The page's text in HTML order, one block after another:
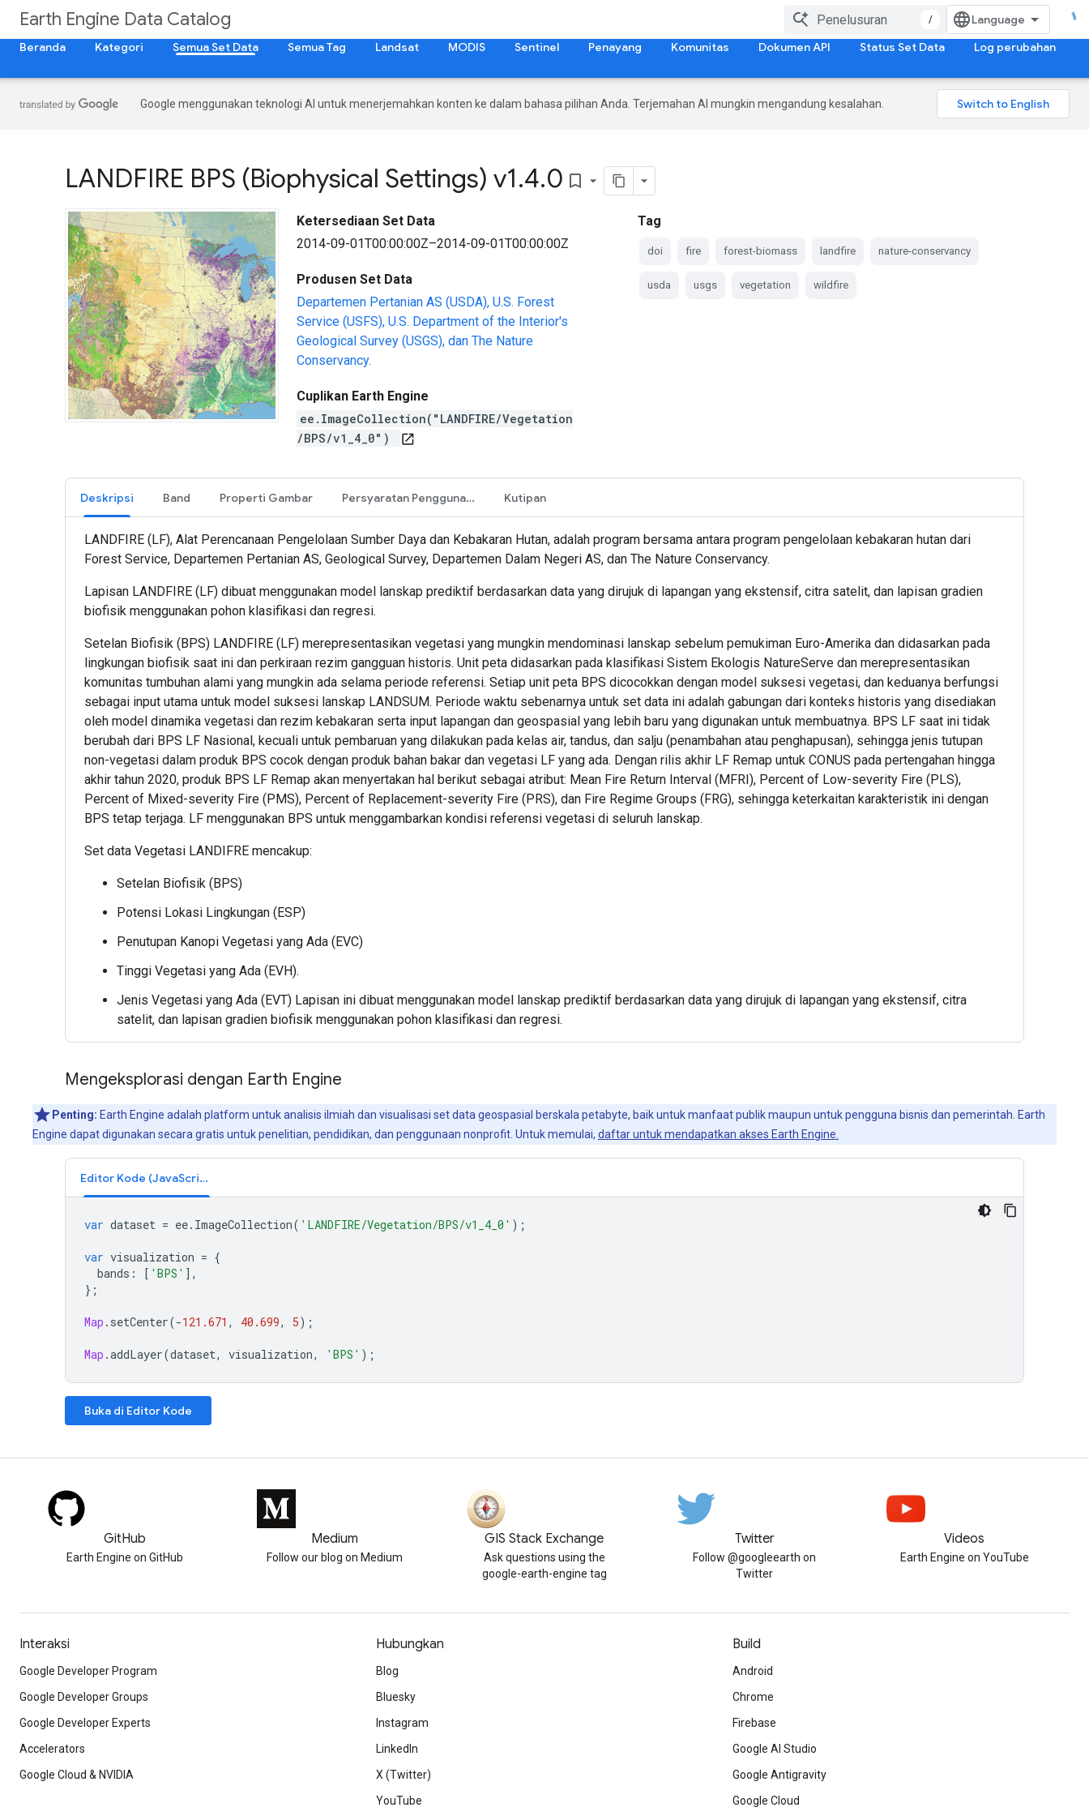
Earth Engine Data Catalog
/
Beranda
Kategori Semua Set Data Semua Tag Landsat MODIS Sentinel Penayang Komunitas Dokumen API Status Set Data Log perubahan
Google menggunakan teknologi AI untuk menerjemahkan konten ke dalam bahasa pilihan Anda. Terjemahan AI mungkin mengandung kesalahan.
LANDFIRE BPS (Biophysical Settings) v1.4.0 bookmark_border
Ketersediaan Set Data
2014-09-01T00:00:00Z–2014-09-01T00:00:00Z
Produsen Set Data
Departemen Pertanian AS (USDA), U.S. Forest
Service (USFS), U.S. Department of the Interior's
Geological Survey (USGS), dan The Nature
Conservancy.
Cuplikan Earth Engine
ee.ImageCollection("LANDFIRE/Vegetation
/BPS/v1_4_0")
open_in_new
Tag
doi fire forest-biomass landfire nature-conservancy
usda usgs vegetation wildfire
Deskripsi Band Properti Gambar Persyaratan Penggunaan Kutipan
LANDFIRE (LF), Alat Perencanaan Pengelolaan Sumber Daya dan Kebakaran Hutan, adalah program bersama antara program pengelolaan kebakaran hutan dari
Forest Service, Departemen Pertanian AS, Geological Survey, Departemen Dalam Negeri AS, dan The Nature Conservancy.
Lapisan LANDFIRE (LF) dibuat menggunakan model lanskap prediktif berdasarkan data yang dirujuk di lapangan yang ekstensif, citra satelit, dan lapisan gradien
biofisik menggunakan pohon klasifikasi dan regresi.
Setelan Biofisik (BPS) LANDFIRE (LF) merepresentasikan vegetasi yang mungkin mendominasi lanskap sebelum pemukiman Euro-Amerika dan didasarkan pada
lingkungan biofisik saat ini dan perkiraan rezim gangguan historis. Unit peta didasarkan pada klasifikasi Sistem Ekologis NatureServe dan merepresentasikan
komunitas tumbuhan alami yang mungkin ada selama periode referensi. Setiap unit peta BPS dicocokkan dengan model suksesi vegetasi, dan keduanya berfungsi
sebagai input utama untuk model suksesi lanskap LANDSUM. Periode waktu sebenarnya untuk set data ini adalah gabungan dari konteks historis yang disediakan
oleh model dinamika vegetasi dan rezim kebakaran serta input lapangan dan geospasial yang lebih baru yang digunakan untuk membuatnya. BPS LF saat ini tidak
berubah dari BPS LF Nasional, kecuali untuk pembaruan yang dilakukan pada kelas air, tandus, dan salju (penambahan atau penghapusan), sehingga jenis tutupan
non-vegetasi dalam produk BPS cocok dengan produk bahan bakar dan vegetasi LF yang ada. Dengan rilis akhir LF Remap untuk CONUS pada pertengahan hingga
akhir tahun 2020, produk BPS LF Remap akan menyertakan hal berikut sebagai atribut: Mean Fire Return Interval (MFRI), Percent of Low-severity Fire (PLS),
Percent of Mixed-severity Fire (PMS), Percent of Replacement-severity Fire (PRS), dan Fire Regime Groups (FRG), sehingga keterkaitan karakteristik ini dengan
BPS tetap terjaga. LF menggunakan BPS untuk menggambarkan kondisi referensi vegetasi di seluruh lanskap.
Set data Vegetasi LANDIFRE mencakup:
Setelan Biofisik (BPS)
Potensi Lokasi Lingkungan (ESP)
Penutupan Kanopi Vegetasi yang Ada (EVC)
Tinggi Vegetasi yang Ada (EVH).
Jenis Vegetasi yang Ada (EVT) Lapisan ini dibuat menggunakan model lanskap prediktif berdasarkan data yang dirujuk di lapangan yang ekstensif, citra
satelit, dan lapisan gradien biofisik menggunakan pohon klasifikasi dan regresi.
Mengeksplorasi dengan Earth Engine
Penting: Earth Engine adalah platform untuk analisis ilmiah dan visualisasi set data geospasial berskala petabyte, baik untuk manfaat publik maupun untuk pengguna bisnis dan pemerintah. Earth
Engine dapat digunakan secara gratis untuk penelitian, pendidikan, dan penggunaan nonprofit. Untuk memulai, daftar untuk mendapatkan akses Earth Engine.
Editor Kode (JavaScript)
var dataset = ee. ImageCollection( 'LANDFIRE/Vegetation/BPS/v1_4_0' );
var visualization = {
bands : [ 'BPS' ],
};
Map . setCenter(-121.671 , 40.699, 5);
Map .addLayer(dataset, visualization, 'BPS' );
Buka di Editor Kode
GitHub
Earth Engine on GitHub
Medium
Follow our blog on Medium
GIS Stack Exchange
Ask questions using the
google-earth-engine tag
Twitter
Follow @googleearth on
Twitter
Videos
Earth Engine on YouTube
Interaksi
Google Developer Program
Google Developer Groups
Google Developer Experts
Accelerators
Google Cloud & NVIDIA
Hubungkan
Blog
Bluesky
Instagram
LinkedIn
X (Twitter)
YouTube
Build
Android
Chrome
Firebase
Google AI Studio
Google Antigravity
Google Cloud